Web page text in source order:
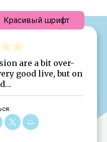
are a bit over-
good live, but on
Красивый шрифт